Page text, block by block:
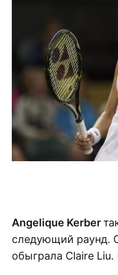
Angelique Kerber
следующий раунд.
обыграла Claire